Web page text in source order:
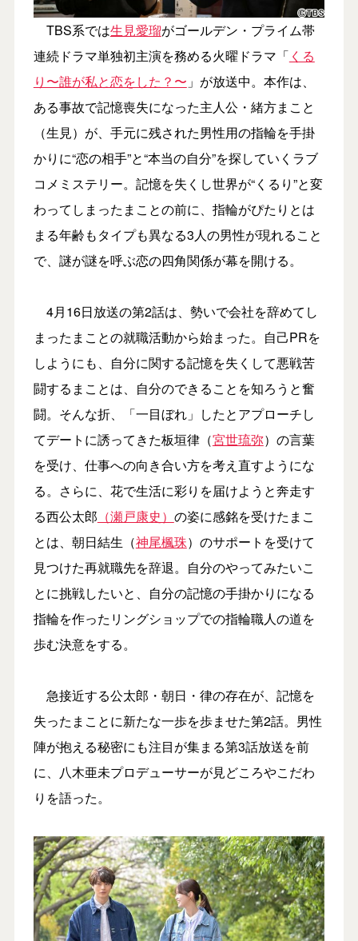
TBS系では生見愛瑠がゴールデン・プライム帯
連続ドラマ単独初主演を務める火曜ドラマ「 くる
り〜誰が私と恋をした？〜 」が放送中。本作は、
ある事故で記憶喪失になった主人公・緒方まこと
（生見）が、手元に残された男性用の指輪を手掛
かりに“恋の相手”と“本当の自分”を探していくラブ
コメミステリー。記憶を失くし世界が“くるり”と変
わってしまったまことの前に、指輪がぴたりとは
まる年齢もタイプも異なる3人の男性が現れること
で、謎が謎を呼ぶ恋の四角関係が幕を開ける。
4月16日放送の第2話は、勢いで会社を辞めてし
まったまことの就職活動から始まった。自己PRを
しようにも、自分に関する記憶を失くして悪戦苦
闘するまことは、自分のできることを知ろうと奮
闘。そんな折、「一目ぼれ」したとアプローチし
てデートに誘ってきた板垣律（宮世琉弥）の言葉
を受け、仕事への向き合い方を考え直すようにな
る。さらに、花で生活に彩りを届けようと奔走す
る西公太郎 （瀬戸康史） の姿に感銘を受けたまこ
とは、朝日結生（神尾楓珠）のサポートを受けて
見つけた再就職先を辞退。自分のやってみたいこ
とに挑戦したいと、自分の記憶の手掛かりになる
指輪を作ったリングショップでの指輪職人の道を
歩む決意をする。
急接近する公太郎・朝日・律の存在が、記憶を
失ったまことに新たな一歩を歩ませた第2話。男性
陣が抱える秘密にも注目が集まる第3話放送を前
に、八木亜未プロデューサーが見どころやこだわ
りを語った。